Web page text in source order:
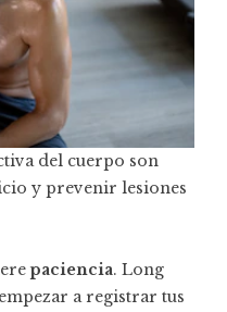
del cuerpo son
y prevenir lesiones
paciencia. Long
a registrar tus